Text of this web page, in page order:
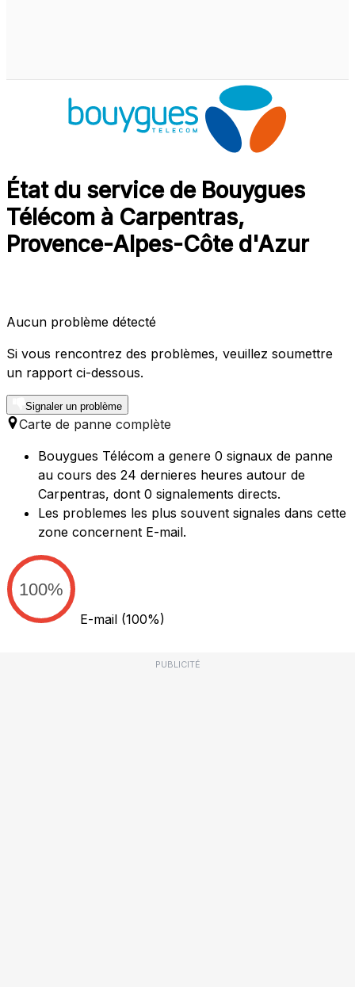
État du service de Bouygues
Télécom à Carpentras,
Provence-Alpes-Côte d'Azur
Aucun problème détecté
Si vous rencontrez des problèmes, veuillez soumettre
un rapport ci-dessous.
Signaler un problème
Carte de panne complète
Bouygues Télécom a genere 0 signaux de panne
au cours des 24 dernieres heures autour de
Carpentras, dont 0 signalements directs.
Les problemes les plus souvent signales dans cette
zone concernent E-mail.
100%
E-mail (100%)
PUBLICITÉ